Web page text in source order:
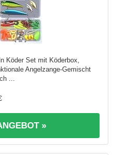
Köder Set mit Köderbox,
Angelzange-Gemischt
...
»